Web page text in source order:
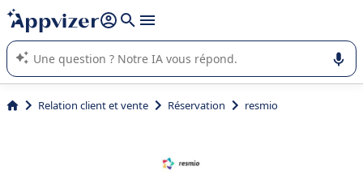
répondre (plusieurs lignes avec
L'IA de Appvizer vous guide dans l'utilisation ou la sélection de
logiciel SaaS en entreprise.
Relation client et vente Réservation resmio